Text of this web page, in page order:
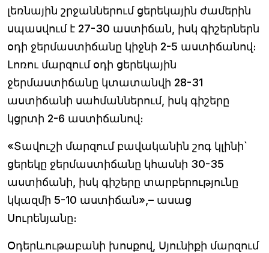
լեռնային շրջաններում ցերեկային ժամերին
սպասվում է 27-30 աստիճան, իսկ գիշերներն
օդի ջերմաստիճանը կիջնի 2-5 աստիճանով։
Լոռու մարզում օդի ցերեկային
ջերմաստիճանը կտատանվի 28-31
աստիճանի սահմաններում, իսկ գիշերը
կցրտի 2-6 աստիճանով։
«Տավուշի մարզում բավականին շոգ կլինի`
ցերեկը ջերմաստիճանը կհասնի 30-35
աստիճանի, իսկ գիշերը տարբերությունը
կկազմի 5-10 աստիճան»,– ասաց
Սուրենյանը։
Օդերևութաբանի խոսքով, Սյունիքի մարզում